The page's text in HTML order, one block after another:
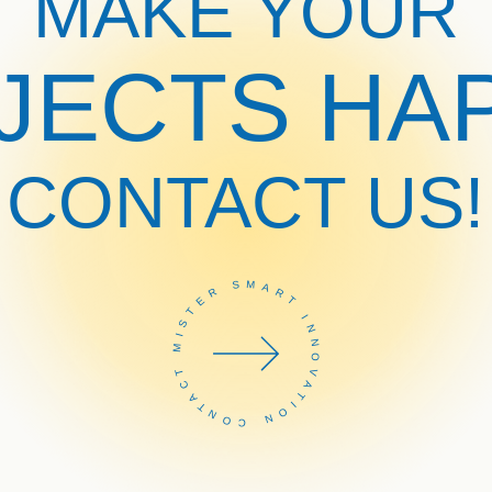
CONTACT US!
CONTACT MISTER SMART INNOVATION